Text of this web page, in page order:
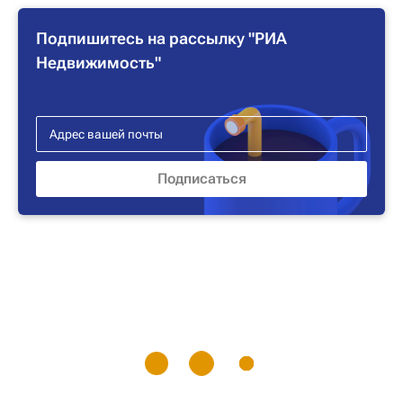
Подпишитесь на рассылку "РИА
Недвижимость"